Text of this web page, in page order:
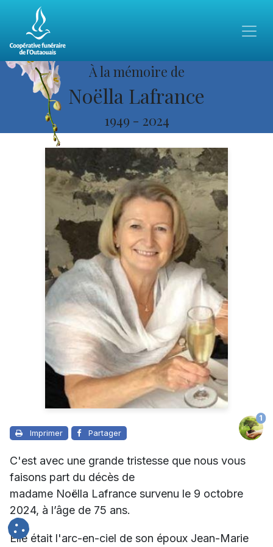
À la mémoire de
Noëlla Lafrance
1949 - 2024
Imprimer Partager
1
C'est avec une grande tristesse que nous vous
faisons part du décès de
madame Noëlla Lafrance survenu le 9 octobre
2024, à l’âge de 75 ans.
Elle était l'arc-en-ciel de son époux Jean-Marie